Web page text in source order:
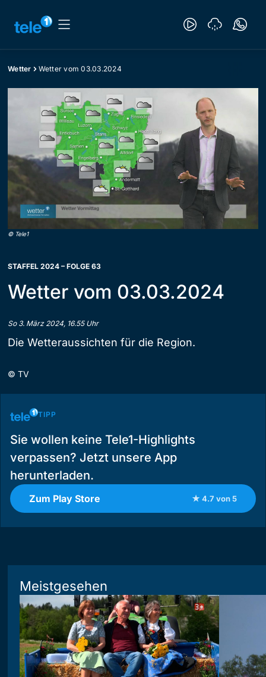
Wetter Wetter vom 03.03.2024
© Tele1
STAFFEL 2024 – FOLGE 63
Wetter vom 03.03.2024
So 3. März 2024, 16.55 Uhr
Die Wetteraussichten für die Region.
© TV
TIPP
Sie wollen keine Tele1-Highlights
verpassen? Jetzt unsere App
herunterladen.
Zum Play Store ★ 4.7 von 5
Meistgesehen